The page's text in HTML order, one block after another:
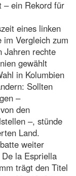
– ein Rekord für
eines linken
im Vergleich zum
Jahren rechte
gewählt
in Kolumbien
Sollten
–
den
–, stünde
Land.
weiter
la Espriella
trägt den Titel